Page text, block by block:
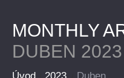
MONTHLY
DUBEN 2023